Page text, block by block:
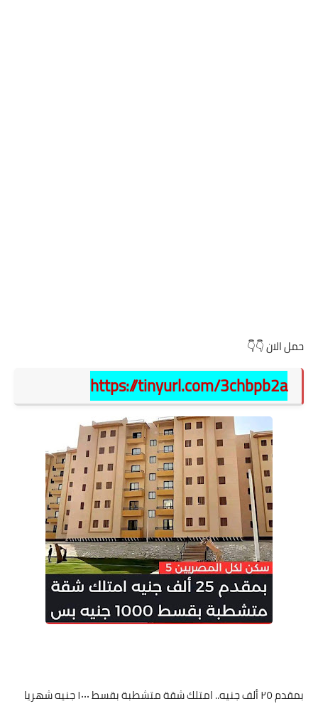
حمل الان 👇👇
https://tinyurl.com/3chbpb2a
بمقدم ٢٥ ألف جنيه.. امتلك شقة متشطبة بقسط ١٠٠٠ جنيه شهريا